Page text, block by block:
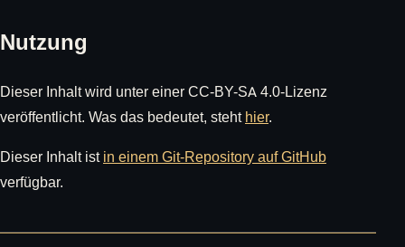
Nutzung
Dieser Inhalt wird unter einer CC-BY-SA 4.0-Lizenz
veröffentlicht. Was das bedeutet, stehthier.
Dieser Inhalt istin einem Git-Repository auf GitHub
verfügbar.